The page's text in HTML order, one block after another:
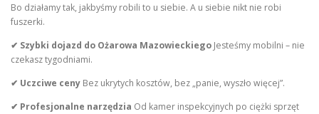
Bo działamy tak, jakbyśmy robili to u siebie. A u siebie nikt nie robi
fuszerki.
✔ Szybki dojazd do Ożarowa Mazowieckiego Jesteśmy mobilni – nie
czekasz tygodniami.
✔ Uczciwe ceny Bez ukrytych kosztów, bez „panie, wyszło więcej”.
✔ Profesjonalne narzędzia Od kamer inspekcyjnych po ciężki sprzęt